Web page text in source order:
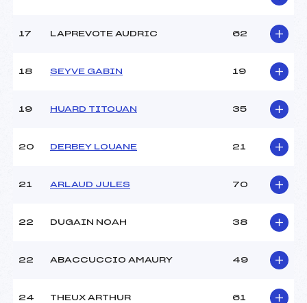
U10
17 LAPREVOTE AUDRIC 62
18 SEYVE GABIN 19
19 HUARD TITOUAN 35
20 DERBEY LOUANE 21
21 ARLAUD JULES 70
22 DUGAIN NOAH 38
22 ABACCUCCIO AMAURY 49
24 THEUX ARTHUR 61